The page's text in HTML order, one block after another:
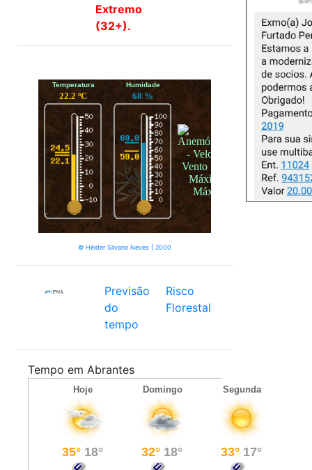
Extremo
(32+).
© Hélder Silvano Neves | 2000
Previsão
do
tempo
Risco
Florestal
Tempo em Abrantes